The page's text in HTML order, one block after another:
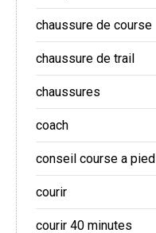
chaussure de course
chaussure de trail
chaussures
coach
conseil course a pied
courir
courir 40 minutes